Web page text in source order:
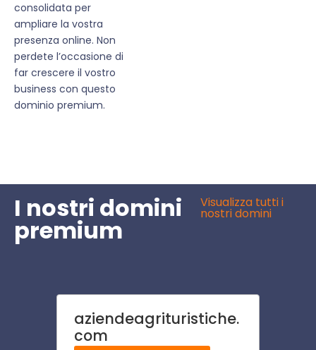
consolidata per
ampliare la vostra
presenza online. Non
perdete l’occasione di
far crescere il vostro
business con questo
dominio premium.
I nostri domini
premium
Visualizza tutti i
nostri domini
aziendeagrituristiche.
com